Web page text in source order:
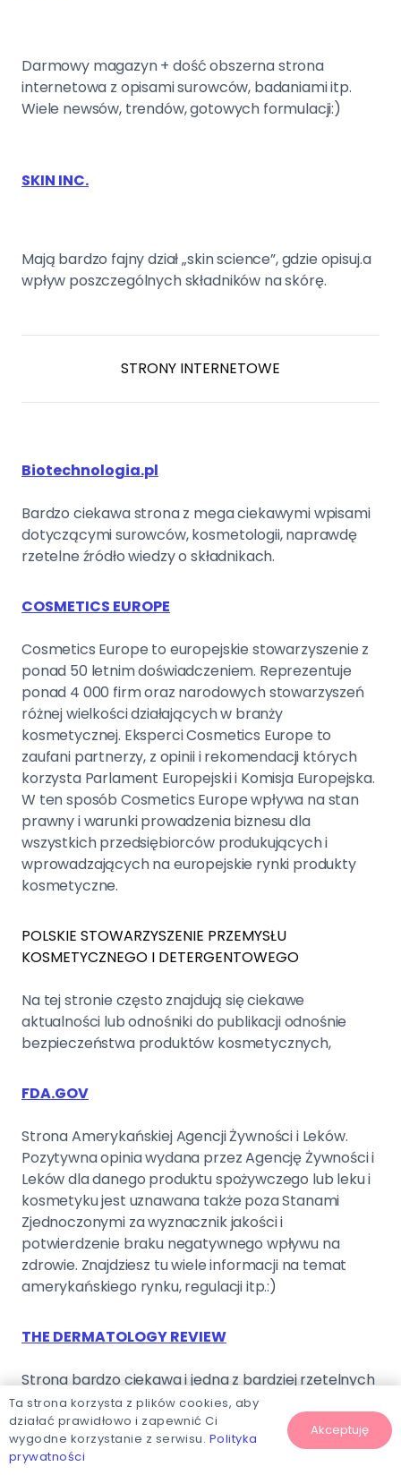
Darmowy magazyn + dość obszerna strona
internetowa z opisami surowców, badaniami itp.
Wiele newsów, trendów, gotowych formulacji:)
SKIN INC.
Mają bardzo fajny dział „skin science”, gdzie opisuj.a
wpływ poszczególnych składników na skórę.
STRONY INTERNETOWE
Biotechnologia.pl
Bardzo ciekawa strona z mega ciekawymi wpisami
dotyczącymi surowców, kosmetologii, naprawdę
rzetelne źródło wiedzy o składnikach.
COSMETICS EUROPE
Cosmetics Europe to europejskie stowarzyszenie z
ponad 50 letnim doświadczeniem. Reprezentuje
ponad 4 000 firm oraz narodowych stowarzyszeń
różnej wielkości działających w branży
kosmetycznej. Eksperci Cosmetics Europe to
zaufani partnerzy, z opinii i rekomendacji których
korzysta Parlament Europejski i Komisja Europejska.
W ten sposób Cosmetics Europe wpływa na stan
prawny i warunki prowadzenia biznesu dla
wszystkich przedsiębiorców produkujących i
wprowadzających na europejskie rynki produkty
kosmetyczne.
POLSKIE STOWARZYSZENIE PRZEMYSŁU
KOSMETYCZNEGO I DETERGENTOWEGO
Na tej stronie często znajdują się ciekawe
aktualności lub odnośniki do publikacji odnośnie
bezpieczeństwa produktów kosmetycznych,
FDA.GOV
Strona Amerykańskiej Agencji Żywności i Leków.
Pozytywna opinia wydana przez Agencję Żywności i
Leków dla danego produktu spożywczego lub leku i
kosmetyku jest uznawana także poza Stanami
Zjednoczonymi za wyznacznik jakości i
potwierdzenie braku negatywnego wpływu na
zdrowie. Znajdziesz tu wiele informacji na temat
amerykańskiego rynku, regulacji itp.:)
THE DERMATOLOGY REVIEW
Strona bardzo ciekawa i jedna z bardziej rzetelnych
jakie znam. Nie jest to typowy blog, ale cudownie
opisują wiele aspektów pielęgnacji skóry. Moim
zdaniem warte zajrzenia!
Ta strona korzysta z plików cookies, aby
działać prawidłowo i zapewnić Ci
wygodne korzystanie z serwisu. Polityka
prywatności
Akceptuję